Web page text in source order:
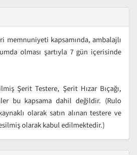
memnuniyeti kapsamında, ambalajlı
olması şartıyla 7 gün içerisinde
Şerit Testere, Şerit Hızar Bıçağı,
bu kapsama dahil değildir. (Rulo
olarak satın alınan testere ve
olarak kabul edilmektedir.)